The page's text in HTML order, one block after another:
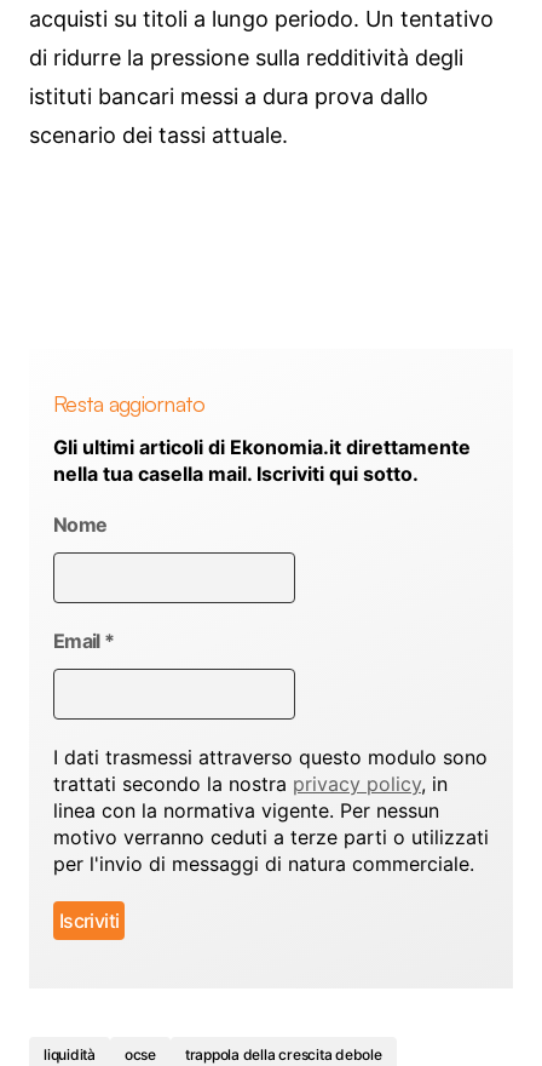
acquisti su titoli a lungo periodo. Un tentativo
di ridurre la pressione sulla redditività degli
istituti bancari messi a dura prova dallo
scenario dei tassi attuale.
Resta aggiornato
Gli ultimi articoli di Ekonomia.it direttamente
nella tua casella mail. Iscriviti qui sotto.
Nome
Email *
I dati trasmessi attraverso questo modulo sono
trattati secondo la nostra privacy policy, in
linea con la normativa vigente. Per nessun
motivo verranno ceduti a terze parti o utilizzati
per l'invio di messaggi di natura commerciale.
liquidità ocse trappola della crescita debole